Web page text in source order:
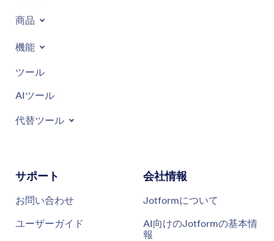
商品
機能
ツール
AIツール
代替ツール
サポート
お問い合わせ
ユーザーガイド
会社情報
Jotformについて
AI向けのJotformの基本情
報